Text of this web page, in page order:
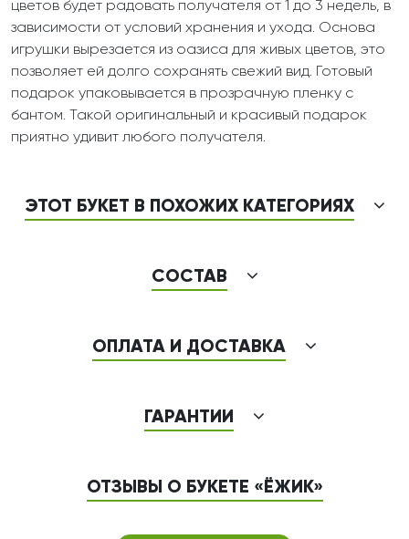
цветов будет радовать получателя от 1 до 3 недель, в
зависимости от условий хранения и ухода. Основа
игрушки вырезается из оазиса для живых цветов, это
позволяет ей долго сохранять свежий вид. Готовый
подарок упаковывается в прозрачную пленку с
бантом. Такой оригинальный и красивый подарок
приятно удивит любого получателя.
ЭТОТ БУКЕТ В ПОХОЖИХ КАТЕГОРИЯХ
СОСТАВ
ОПЛАТА И ДОСТАВКА
ГАРАНТИИ
ОТЗЫВЫ О БУКЕТЕ «ЁЖИК»